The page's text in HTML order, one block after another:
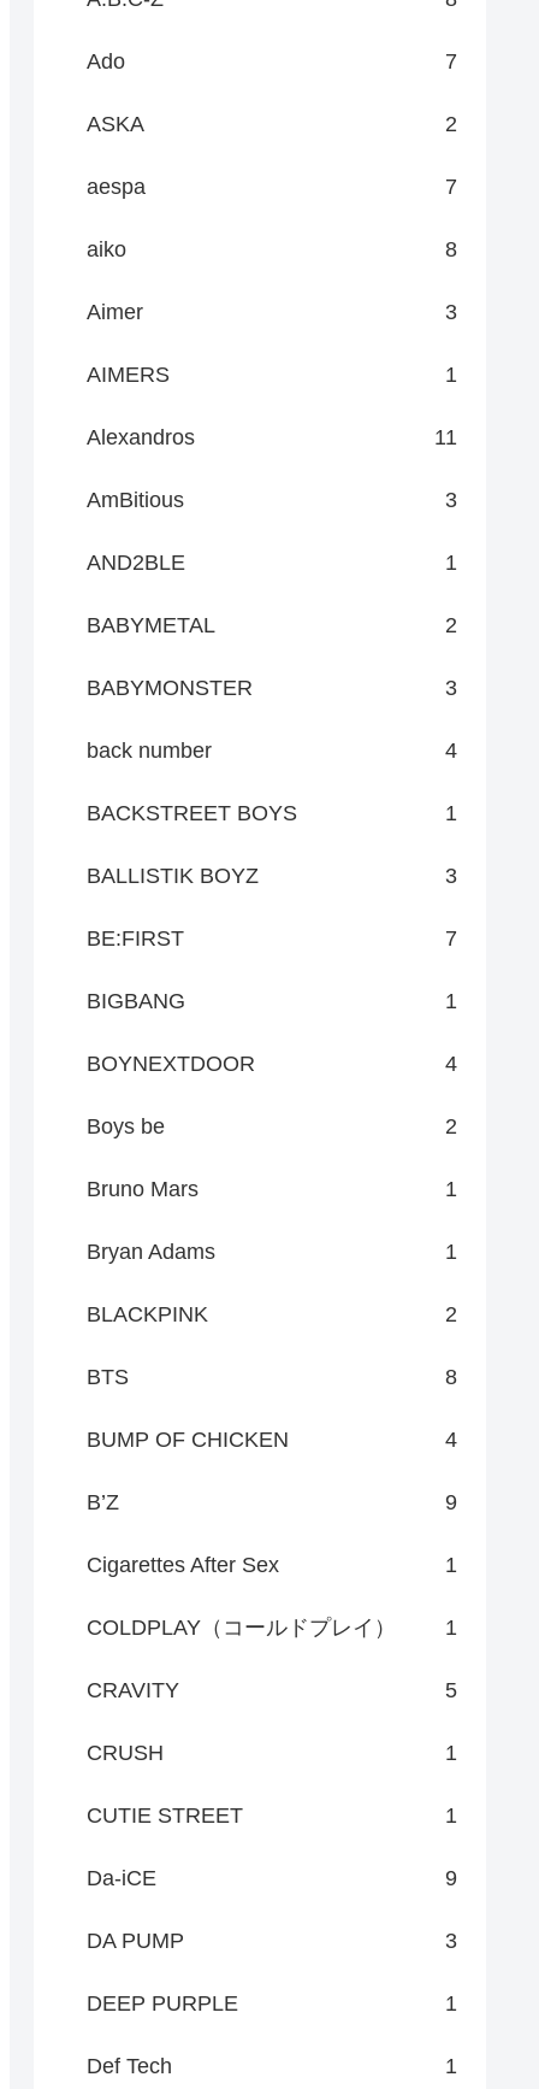
Ado 7
ASKA 2
aespa 7
aiko 8
Aimer 3
AIMERS 1
Alexandros 11
AmBitious 3
AND2BLE 1
BABYMETAL 2
BABYMONSTER 3
back number 4
BACKSTREET BOYS 1
BALLISTIK BOYZ 3
BE:FIRST 7
BIGBANG 1
BOYNEXTDOOR 4
Boys be 2
Bruno Mars 1
Bryan Adams 1
BLACKPINK 2
BTS 8
BUMP OF CHICKEN 4
B’Z 9
Cigarettes After Sex 1
COLDPLAY（コールドプレイ） 1
CRAVITY 5
CRUSH 1
CUTIE STREET 1
Da-iCE 9
DA PUMP 3
DEEP PURPLE 1
Def Tech 1